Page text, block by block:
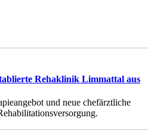
Rehaklinik Limmattal aus
und neue chefärztliche